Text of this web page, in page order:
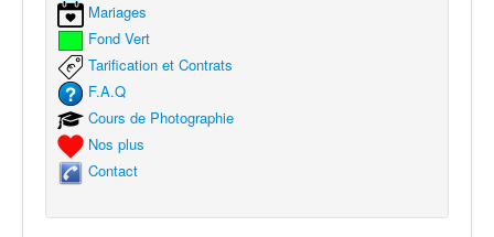
Mariages
Fond Vert
Tarification et Contrats
F.A.Q
Cours de Photographie
Nos plus
Contact